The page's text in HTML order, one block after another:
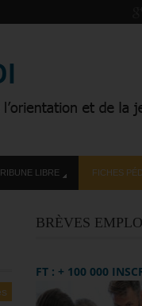
LIBRE FICHES
BRÈVES
FT : + 100 000